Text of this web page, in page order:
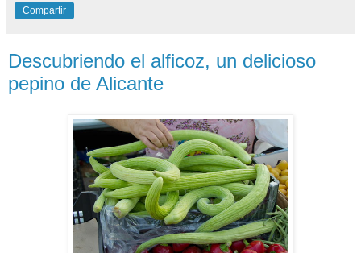
Compartir
Descubriendo el alficoz, un delicioso
pepino de Alicante